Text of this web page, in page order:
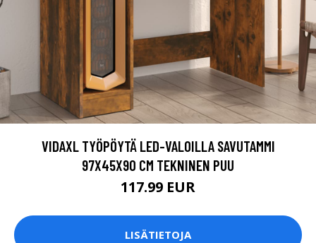
VIDAXL TYÖPÖYTÄ LED-VALOILLA SAVUTAMMI
97X45X90 CM TEKNINEN PUU
117.99 EUR
LISÄTIETOJA